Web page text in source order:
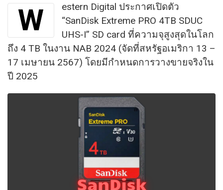
W
estern Digital ประกาศเปิดตัว
“SanDisk Extreme PRO 4TB SDUC
UHS-I” SD card​ ที่ความจุสูงสุดในโลก
ถึง 4 TB ในงาน NAB 2024 (จัดที่สหรัฐอเมริกา 13 –
17 เมษายน 2567) โดยมีกำหนดการวางขายจริงใน
ปี 2025